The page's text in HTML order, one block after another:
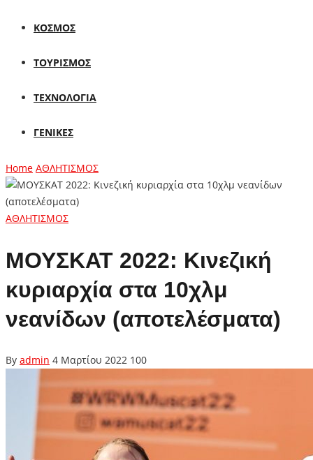
ΚΟΣΜΟΣ
ΤΟΥΡΙΣΜΟΣ
ΤΕΧΝΟΛΟΓΙΑ
ΓΕΝΙΚΕΣ
Home ΑΘΛΗΤΙΣΜΟΣ
ΑΘΛΗΤΙΣΜΟΣ
ΜΟΥΣΚΑΤ 2022: Κινεζική
κυριαρχία στα 10χλμ
νεανίδων (αποτελέσματα)
By admin 4 Μαρτίου 2022 100